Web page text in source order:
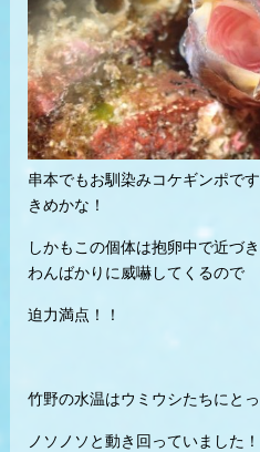
串本でもお馴染みコケギンポで
きめかな！
しかもこの個体は抱卵中で近づ
わんばかりに威嚇してくるので
迫力満点！！
竹野の水温はウミウシたちにと
ノソノソと動き回っていました